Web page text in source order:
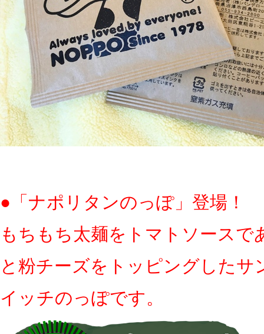
●「ナポリタンのっぽ」登場！
もちもち太麺をトマトソースで
と粉チーズをトッピングしたサ
イッチのっぽです。